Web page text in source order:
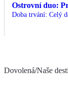
Ostrovní duo:
Doba trvání: Celý
Dovolená/Naše